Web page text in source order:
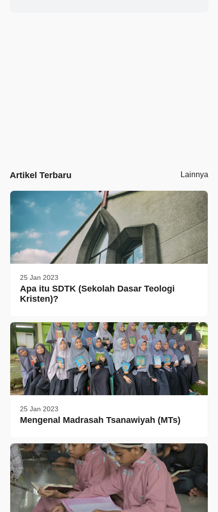
Artikel Terbaru Lainnya
25 Jan 2023
Apa itu SDTK (Sekolah Dasar Teologi
Kristen)?
25 Jan 2023
Mengenal Madrasah Tsanawiyah (MTs)